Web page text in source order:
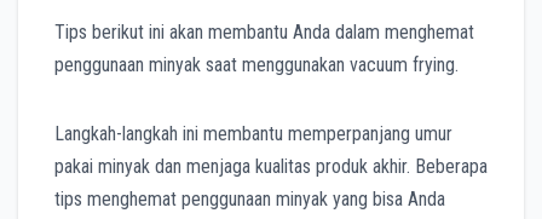
Tips berikut ini akan membantu Anda dalam menghemat
penggunaan minyak saat menggunakan vacuum frying.
Langkah-langkah ini membantu memperpanjang umur
pakai minyak dan menjaga kualitas produk akhir. Beberapa
tips menghemat penggunaan minyak yang bisa Anda